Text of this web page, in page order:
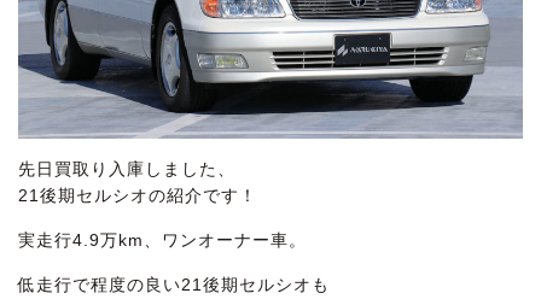
先日買取り入庫しました、
21後期セルシオの紹介です！
実走行4.9万km、ワンオーナー車。
低走行で程度の良い21後期セルシオも